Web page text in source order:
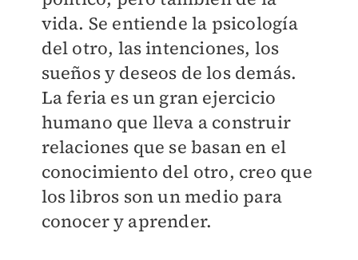
vida. Se entiende la psicología
del otro, las intenciones, los
sueños y deseos de los demás.
La feria es un gran ejercicio
humano que lleva a construir
relaciones que se basan en el
conocimiento del otro, creo que
los libros son un medio para
conocer y aprender.